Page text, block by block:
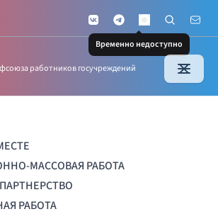
VKontakteTelegramMAX
Временно недоступно
Поиск по
Почта
работников госучреждений
МАССОВАЯ РАБОТА
РАБОТА